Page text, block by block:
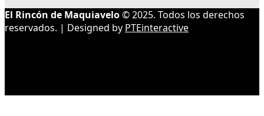
El Rincón de Maquiavelo© 2025. Todos los derechos
reservados. | Designed by PTEinteractive